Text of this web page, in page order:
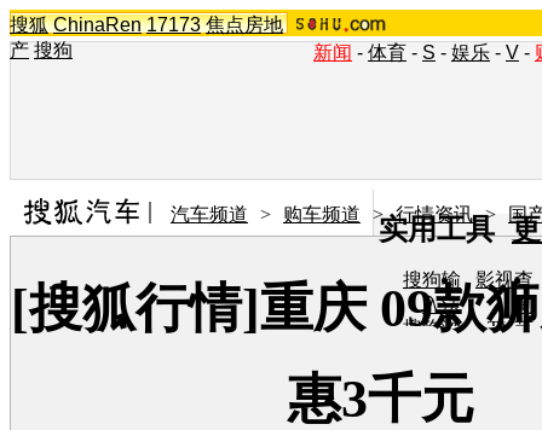
搜狐 ChinaRen 17173 焦点房地
产 搜狗 新闻 - 体育 - S - 娱乐 - V -
实用工具
搜狗输
入法
影视查
询
搜狗浏
TV节
乐盒
汽车频道 > 购车频道 > 行情资讯 > 国
[搜狐行情]重庆 09款
惠3千元